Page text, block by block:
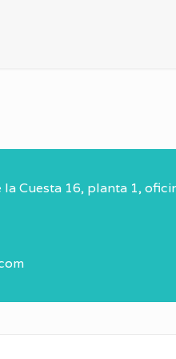
Cuesta 16, planta 1,